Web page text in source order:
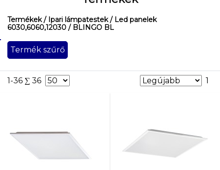
Termékek/ Ipari lámpatestek/ Led panelek
6030,6060,12030 / BLINGO BL
Termék szűrő
Beszerelés
szerelés:
mennyezeti
szerelés:
mennyezeti
süllyeszett
1-36 ∑ 36 1